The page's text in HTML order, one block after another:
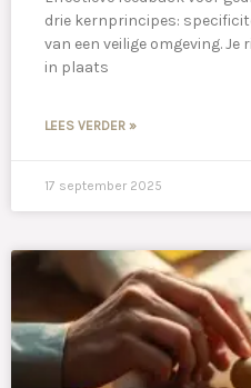
drie kernprincipes:
van een veilige omgeving.
in plaats
LEES VERDER »
17 september 2025